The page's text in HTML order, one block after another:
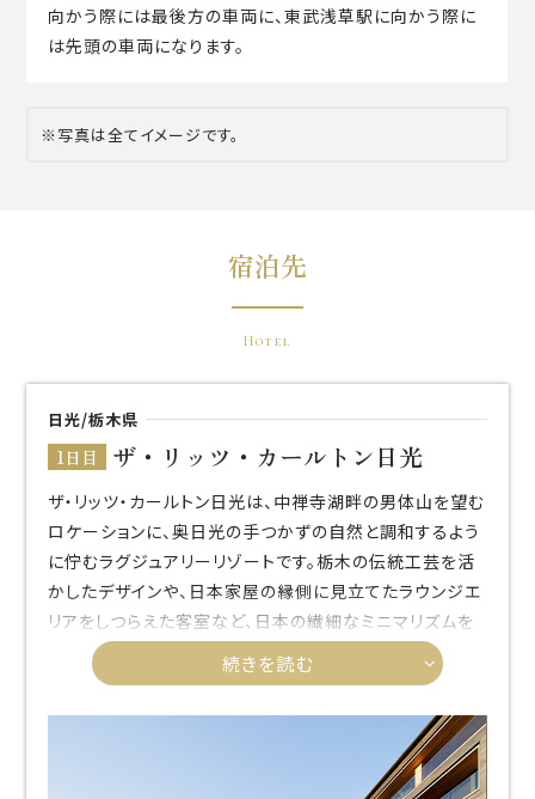
向かう際には最後方の車両に、東武浅草駅に向かう際に
は先頭の車両になります。
※写真は全てイメージです。
宿泊先
Hotel
日光/栃木県
1日目 ザ・リッツ・カールトン日光
ザ・リッツ・カールトン日光は、中禅寺湖畔の男体山を望む
ロケーションに、奥日光の手つかずの自然と調和するよう
に佇むラグジュアリーリゾートです。栃木の伝統工芸を活
かしたデザインや、日本家屋の縁側に見立てたラウンジエ
リアをしつらえた客室など、日本の繊細なミニマリズムを
いたるところに体現しています。ザ・リッツ・カールトンブラ
ンドでは初となる温泉施設を有し、露天風呂では心地よい
風と木々の香りが心と体を柔らかく解きほぐします。
続きを読む